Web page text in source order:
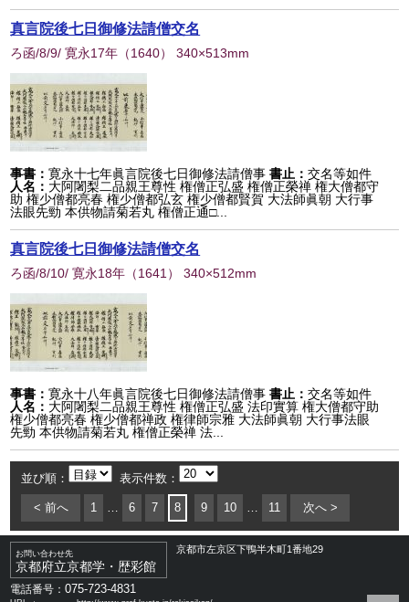
真言院後七日御修法請僧交名
ろ函/8/9/ 寛永17年 （1640） 340×513mm
事書：寛永十七年眞言院後七日御修法請僧事 書止：交名等如件
人名： 大阿闍梨二品親王尊性 権僧正弘盛 権僧正榮禅 権大僧都守
助 権少僧都亮春 権少僧都弘玄 権少僧都賢賀 大法師眞朝 大行事
法眼先勁 本供物請菊若丸 権僧正通□...
真言院後七日御修法請僧交名
ろ函/8/10/ 寛永18年 （1641 ） 340×512mm
事書：寛永十八年眞言院後七日御修法請僧事 書止：交名等如件
人名： 大阿闍梨二品親王尊性 権僧正弘盛 法印實算 権大僧都守助
権少僧都亮春 権少僧都禅政 権律師宗雅 大法師眞朝 大行事法眼
先勁 本供物請菊若丸 権僧正榮禅 法...
並び順： 表示件数：
< 前へ 1 … 6 7 8 9 10 … 11 次へ >
お問い合わせ先
京都府立京都学・歴彩館
京都市左京区下鴨半木町1番地29
電話番号：075-723-4831